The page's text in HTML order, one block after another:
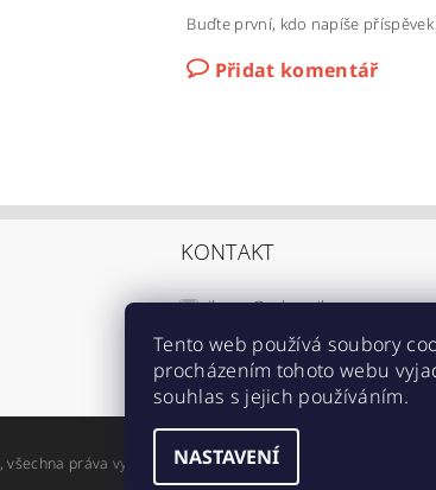
Buďte první, kdo napíše
Přidat komentář
KONTAKT
ikarus@eshop-ikarus.cz
+420 605 981 910
https://www.facebook.com/
ref=br_rs
, všechna práva vyhrazenaUpravit nastavení cookies
Tento web používá soubory
procházením tohoto webu
souhlas s jejich používáním.
NASTAVENÍ